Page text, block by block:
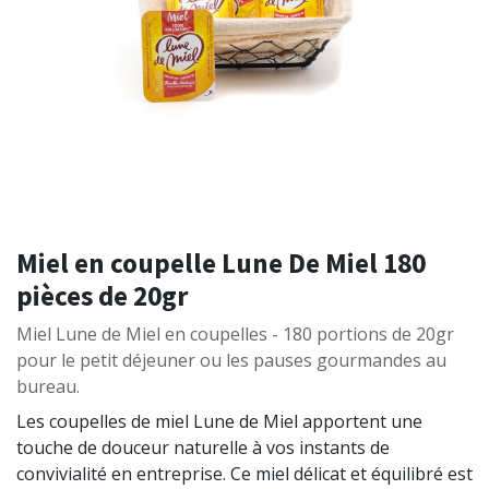
Miel en coupelle Lune De Miel 180
pièces de 20gr
Miel Lune de Miel en coupelles - 180 portions de 20gr
pour le petit déjeuner ou les pauses gourmandes au
bureau.
Les coupelles de miel Lune de Miel apportent une
touche de douceur naturelle à vos instants de
convivialité en entreprise. Ce miel délicat et équilibré est